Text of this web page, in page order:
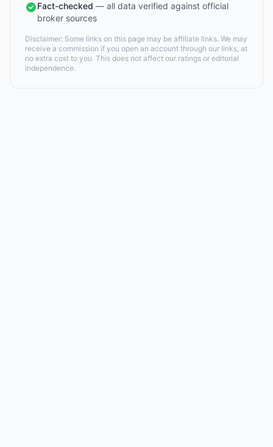
Fact-checked — all data verified against official
broker sources
Disclaimer: Some links on this page may be affiliate links. We may
receive a commission if you open an account through our links, at
no extra cost to you. This does not affect our ratings or editorial
independence.